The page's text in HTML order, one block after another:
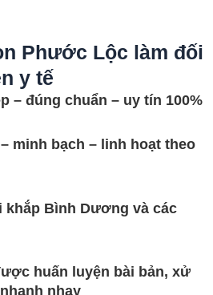
Phước Lộc làm đối
y tế
– đúng chuẩn – uy tín 100%
minh bạch – linh hoạt theo
khắp Bình Dương và các
huấn luyện bài bản, xử
nhạy